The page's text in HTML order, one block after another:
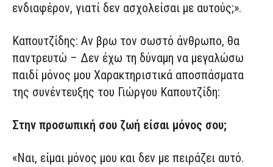
ενδιαφέρον, γιατί δεν ασχολείσαι με αυτούς;».
Καπουτζίδης: Αν βρω τον σωστό άνθρωπο, θα
παντρευτώ – Δεν έχω τη δύναμη να μεγαλώσω
παιδί μόνος μου Χαρακτηριστικά αποσπάσματα
της συνέντευξης του Γιώργου Καπουτζίδη:
Στην προσωπική σου ζωή είσαι μόνος σου;
«Ναι, είμαι μόνος μου και δεν με πειράζει αυτό.